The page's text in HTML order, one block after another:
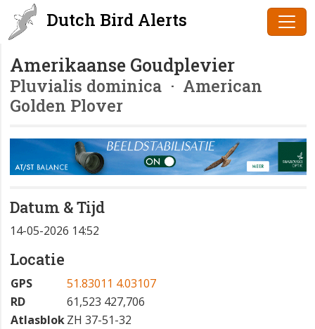
Dutch Bird Alerts
Amerikaanse Goudplevier
Pluvialis dominica · American
Golden Plover
Datum & Tijd
14-05-2026 14:52
Locatie
GPS
51.83011 4.03107
RD
61,523 427,706
AtlasblokZH 37-51-32